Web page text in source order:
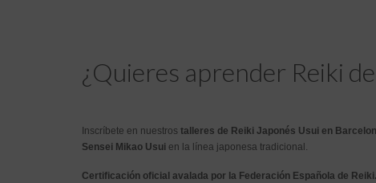
¿Quieres aprender Reiki
Inscríbete en nuestros talleres de Reiki Japonés Usui en
Sensei Mikao Usui en la línea japonesa tradicional.
Certificación oficial avalada por la Federación Española de Reiki.